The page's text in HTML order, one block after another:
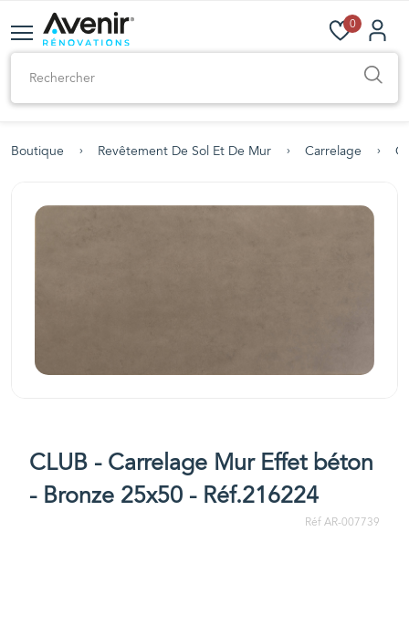
0
Boutique Revêtement De Sol Et De Mur Carrelage
CLUB - Carrelage Mur Effet béton
- Bronze 25x50 - Réf.216224
Réf AR-007739